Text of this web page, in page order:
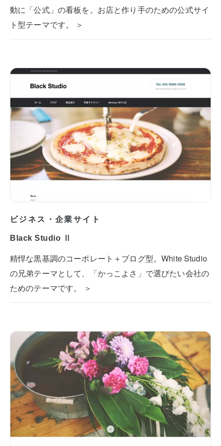
動に「公式」の看板を。お店と作り手のための公式サイ
ト型テーマです。 ＞
ビジネス・企業サイト
Black Studio Ⅱ
精悍な黒基調のコーポレート＋ブログ型。White Studio
の兄弟テーマとして、「かっこよさ」で選びたい会社の
ためのテーマです。 ＞